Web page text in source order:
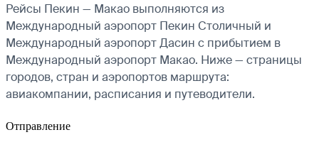
Рейсы Пекин — Макао выполняются из
Международный аэропорт Пекин Столичный и
Международный аэропорт Дасин с прибытием в
Международный аэропорт Макао. Ниже — страницы
городов, стран и аэропортов маршрута:
авиакомпании, расписания и путеводители.
Отправление